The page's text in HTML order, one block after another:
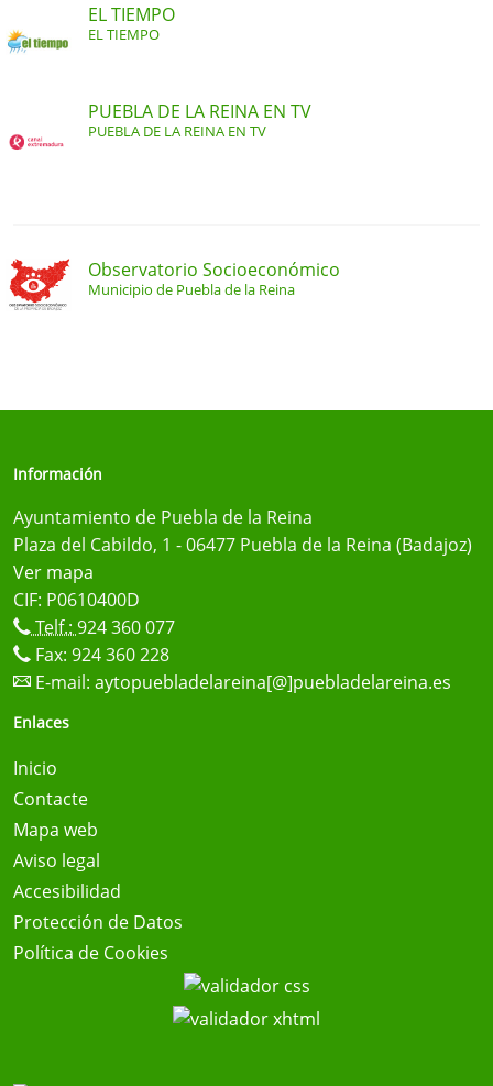
EL TIEMPO
EL TIEMPO
PUEBLA DE LA REINA EN TV
PUEBLA DE LA REINA EN TV
Observatorio Socioeconómico
Municipio de Puebla de la Reina
Información
Ayuntamiento de Puebla de la Reina
Plaza del Cabildo, 1 - 06477 Puebla de la Reina (Badajoz)
Ver mapa
CIF: P0610400D
Telf.: 924 360 077
Fax: 924 360 228
E-mail: aytopuebladelareina[@]puebladelareina.es
Enlaces
Inicio
Contacte
Mapa web
Aviso legal
Accesibilidad
Protección de Datos
Política de Cookies